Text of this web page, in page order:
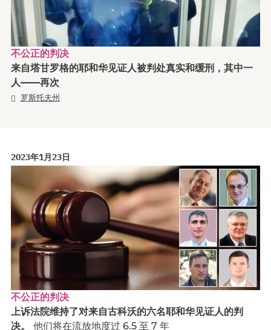
不公正的判决
来自塔甘罗格的耶和华见证人被判处真实和缓刑，其中一
人——再次
罗斯托夫州
2023年1月23日
不公正的判决
上诉法院维持了对来自古科沃的六名耶和华见证人的判
决。 他们将在流放地度过 6.5 至 7 年